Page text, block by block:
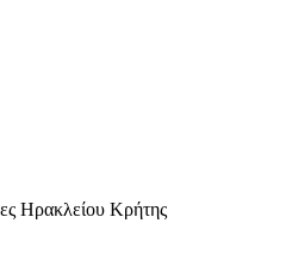
Ηρακλείου Κρήτης